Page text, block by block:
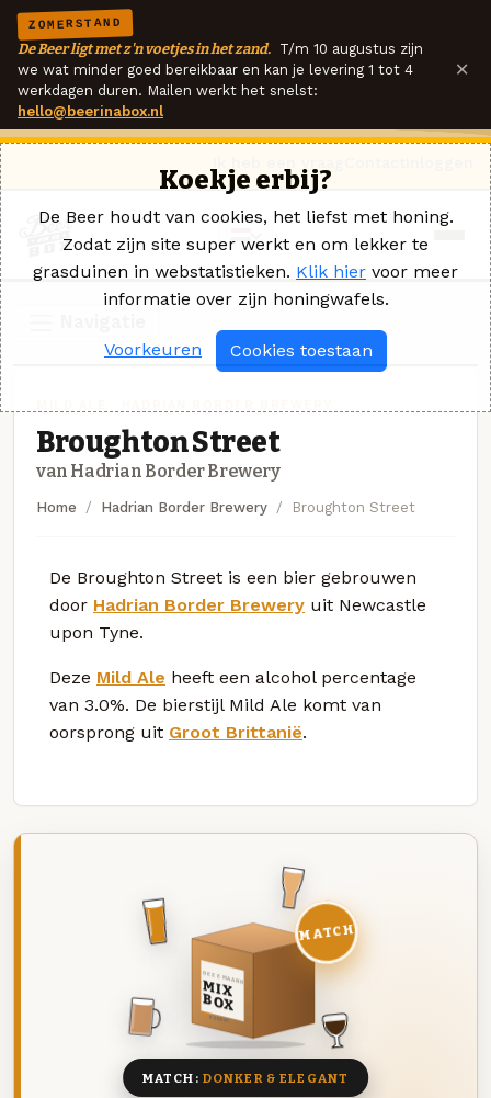
ZOMERSTAND
De Beer ligt met z'n voetjes in het zand. T/m 10 augustus zijn
we wat minder goed bereikbaar en kan je levering 1 tot 4
werkdagen duren. Mailen werkt het snelst:
hello@beerinabox.nl
×
Broughton Street
van Hadrian Border Brewery
Home Hadrian Border Brewery Broughton Street
De Broughton Street is een bier gebrouwen
door Hadrian Border Brewery uit Newcastle
upon Tyne.
Deze Mild Ale heeft een alcohol percentage
van 3.0%. De bierstijl Mild Ale komt van
oorsprong uit Groot Brittanië.
DEZE MAAND
MIX
BOX
8 BIEREN
MATCH
MATCH: DONKER & ELEGANT
Koekje erbij?
De Beer houdt van cookies, het liefst met honing.
Zodat zijn site super werkt en om lekker te
grasduinen in webstatistieken. Klik hier voor meer
informatie over zijn honingwafels.
Voorkeuren Cookies toestaan